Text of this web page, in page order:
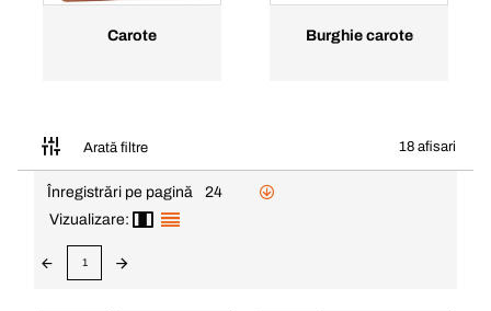
Carote Burghie carote
Arată filtre 18 afisari
Înregistrări pe pagină
24
Vizualizare:
1